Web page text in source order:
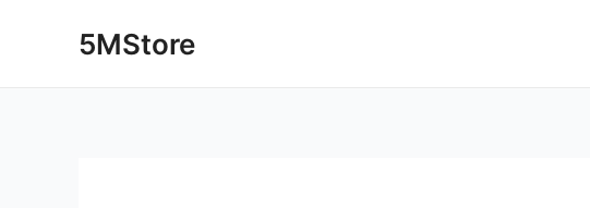
5MStore
navigation